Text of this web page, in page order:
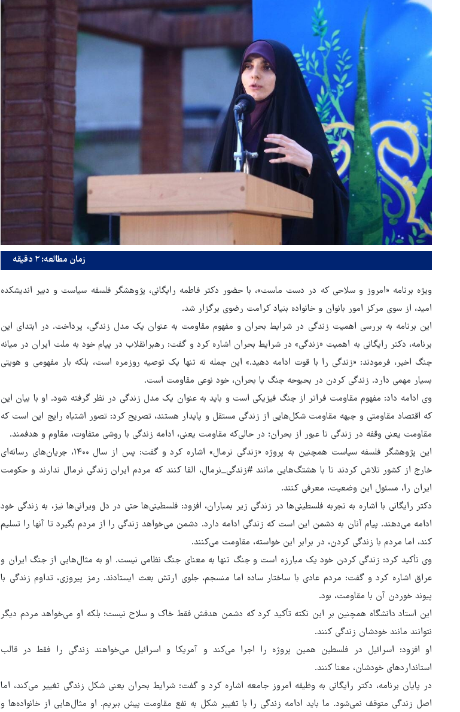
زمان مطالعه: ۲ دقیقه
ویژه برنامه «امروز و سلاحی که در دست ماست»، با حضور دکتر فاطمه رایگانی، پژوهشگر فلسفه سیاست و دبیر اندیشکده
امید، از سوی مرکز امور بانوان و خانواده بنیاد کرامت رضوی برگزار شد.
این برنامه به بررسی اهمیت زندگی در شرایط بحران و مفهوم مقاومت به عنوان یک مدل زندگی، پرداخت. در ابتدای این
برنامه، دکتر رایگانی به اهمیت «زندگی» در شرایط بحران اشاره کرد و گفت: رهبرانقلاب در پیام خود به ملت ایران در میانه
جنگ اخیر، فرمودند: «زندگی را با قوت ادامه دهید.» این جمله نه تنها یک توصیه روزمره است، بلکه بار مفهومی و هویتی
بسیار مهمی دارد. زندگی کردن در بحبوحه جنگ یا بحران، خود نوعی مقاومت است.
وی ادامه داد: مفهوم مقاومت فراتر از جنگ فیزیکی است و باید به عنوان یک مدل زندگی در نظر گرفته شود. او با بیان این
که اقتصاد مقاومتی و جبهه مقاومت شکل‌هایی از زندگی مستقل و پایدار هستند، تصریح کرد: تصور اشتباه رایج این است که
مقاومت یعنی وقفه در زندگی تا عبور از بحران؛ در حالی‌که مقاومت یعنی، ادامه زندگی با روشی متفاوت، مقاوم و هدفمند.
این پژوهشگر فلسفه سیاست همچنین به پروژه «زندگی نرمال» اشاره کرد و گفت: پس از سال ۱۴۰۰، جریان‌های رسانه‌ای
خارج از کشور تلاش کردند تا با هشتگ‌هایی مانند #زندگی_نرمال، القا کنند که مردم ایران زندگی نرمال ندارند و حکومت
ایران را، مسئول این وضعیت، معرفی کنند.
دکتر رایگانی با اشاره به تجربه فلسطینی‌ها در زندگی زیر بمباران، افزود: فلسطینی‌ها حتی در دل ویرانی‌ها نیز، به زندگی خود
ادامه می‌دهند. پیام آنان به دشمن این است که زندگی ادامه دارد. دشمن می‌خواهد زندگی را از مردم بگیرد تا آنها را تسلیم
کند، اما مردم با زندگی کردن، در برابر این خواسته، مقاومت می‌کنند.
وی تأکید کرد: زندگی کردن خود یک مبارزه است و جنگ تنها به معنای جنگ نظامی نیست. او به مثال‌هایی از جنگ ایران و
عراق اشاره کرد و گفت: مردم عادی با ساختار ساده اما منسجم، جلوی ارتش بعث ایستادند. رمز پیروزی، تداوم زندگی با
پیوند خوردن آن با مقاومت، بود.
این استاد دانشگاه همچنین بر این نکته تأکید کرد که دشمن هدفش فقط خاک و سلاح نیست؛ بلکه او می‌خواهد مردم دیگر
نتوانند مانند خودشان زندگی کنند.
او افزود: اسرائیل در فلسطین همین پروژه را اجرا می‌کند و آمریکا و اسرائیل می‌خواهند زندگی را فقط در قالب
استانداردهای خودشان، معنا کنند.
در پایان برنامه، دکتر رایگانی به وظیفه امروز جامعه اشاره کرد و گفت: شرایط بحران یعنی شکل زندگی تغییر می‌کند، اما
اصل زندگی متوقف نمی‌شود. ما باید ادامه زندگی را با تغییر شکل به نفع مقاومت پیش ببریم. او مثال‌هایی از خانواده‌ها و
مقاومت، آمریکا را
درمانده کرد
ترامپ نماد فساد، اقتدارگرایی و
جنگ‌طلبی است!
۳ میلیون زائر اربعین به کشور
بازگشتند